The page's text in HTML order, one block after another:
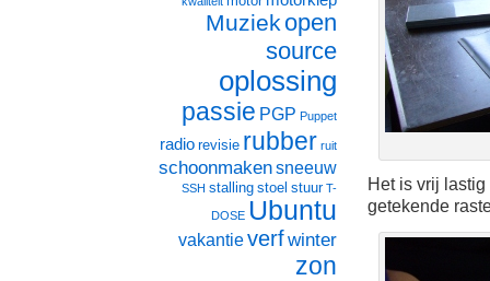
Het is vrij
getekende
Muziek open
source
oplossing
passie PGP Puppet
radio revisie rubber ruit
schoonmakensneeuw
SSH stalling stoel stuur T-
DOSE Ubuntu
vakantieverfwinter
zon